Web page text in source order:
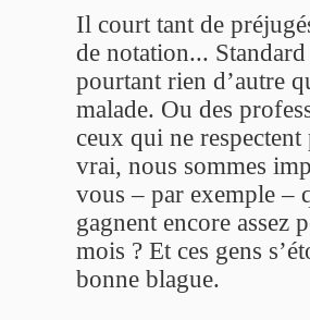
Il court tant de
de notation...
pourtant rien d’autre
malade. Ou des
ceux qui ne respectent
vrai, nous sommes
vous – par exemple –
gagnent encore assez
mois ? Et ces gens
bonne blague.